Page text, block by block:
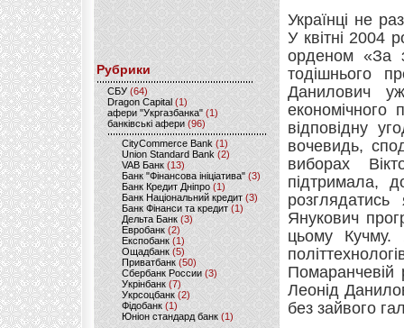
Рубрики
CБУ (64)
Dragon Capital (1)
афери "Укргазбанка" (1)
банківські афери (96)
CityCommerce Bank (1)
Union Standard Bank (2)
VAB Банк (13)
Банк "Фінансова ініціатива" (3)
Банк Кредит Дніпро (1)
Банк Національний кредит (3)
Банк Фінанси та кредит (1)
Дельта Банк (3)
Евробанк(2)
Експобанк (1)
Ощадбанк(5)
Приватбанк (50)
Сбербанк России (3)
Укрінбанк(7)
Укрсоцбанк (2)
Фідобанк (1)
Юніон стандард банк(1)
Українці не
У квітні 2004
орденом «За
тодішнього
Данилович
відповідну
вочевидь,
виборах
підтримала,
Янукович
цьому Кучму.
Леонід
без зайвого